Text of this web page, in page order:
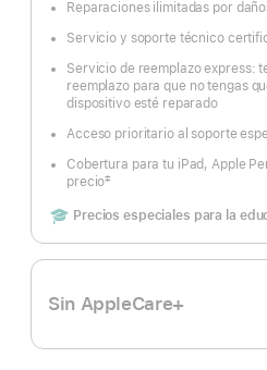
páginaReparaciones ilimitadas por
a
de
página
Servicio y soporte técnico
Servicio de reemplazo express:
reemplazo para que no tengas
dispositivo esté reparado
Acceso prioritario al soporte
Cobertura para tu iPad, Apple
precio
a
de
página
‡
IncludesPrecios especiales para la
Sin AppleCare+